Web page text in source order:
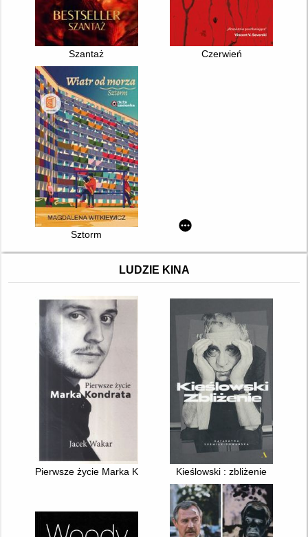
Szantaż Czerwień
Sztorm
LUDZIE KINA
Pierwsze życie Marka Kondrata Kieślowski : zbliżenie